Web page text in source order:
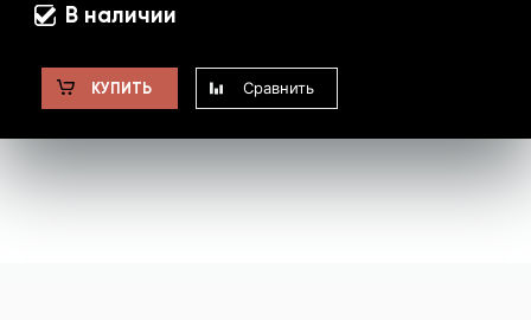
В наличии
КУПИТЬ Сравнить